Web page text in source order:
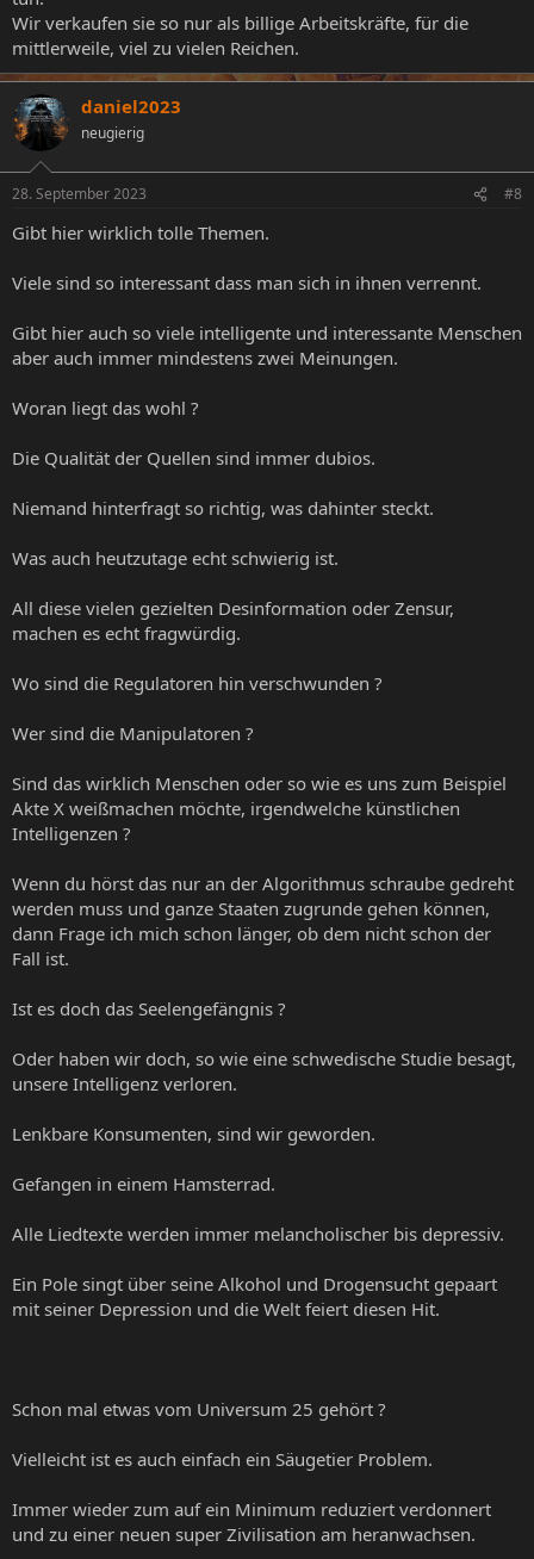
Wir verkaufen sie so nur als billige Arbeitskräfte, für die
mittlerweile, viel zu vielen Reichen.
daniel2023
neugierig
28. September 2023 #8
Gibt hier wirklich tolle Themen.
Viele sind so interessant dass man sich in ihnen verrennt.
Gibt hier auch so viele intelligente und interessante Menschen
aber auch immer mindestens zwei Meinungen.
Woran liegt das wohl ?
Die Qualität der Quellen sind immer dubios.
Niemand hinterfragt so richtig, was dahinter steckt.
Was auch heutzutage echt schwierig ist.
All diese vielen gezielten Desinformation oder Zensur,
machen es echt fragwürdig.
Wo sind die Regulatoren hin verschwunden ?
Wer sind die Manipulatoren ?
Sind das wirklich Menschen oder so wie es uns zum Beispiel
Akte X weißmachen möchte, irgendwelche künstlichen
Intelligenzen ?
Wenn du hörst das nur an der Algorithmus schraube gedreht
werden muss und ganze Staaten zugrunde gehen können,
dann Frage ich mich schon länger, ob dem nicht schon der
Fall ist.
Ist es doch das Seelengefängnis ?
Oder haben wir doch, so wie eine schwedische Studie besagt,
unsere Intelligenz verloren.
Lenkbare Konsumenten, sind wir geworden.
Gefangen in einem Hamsterrad.
Alle Liedtexte werden immer melancholischer bis depressiv.
Ein Pole singt über seine Alkohol und Drogensucht gepaart
mit seiner Depression und die Welt feiert diesen Hit.
Schon mal etwas vom Universum 25 gehört ?
Vielleicht ist es auch einfach ein Säugetier Problem.
Immer wieder zum auf ein Minimum reduziert verdonnert
und zu einer neuen super Zivilisation am heranwachsen.